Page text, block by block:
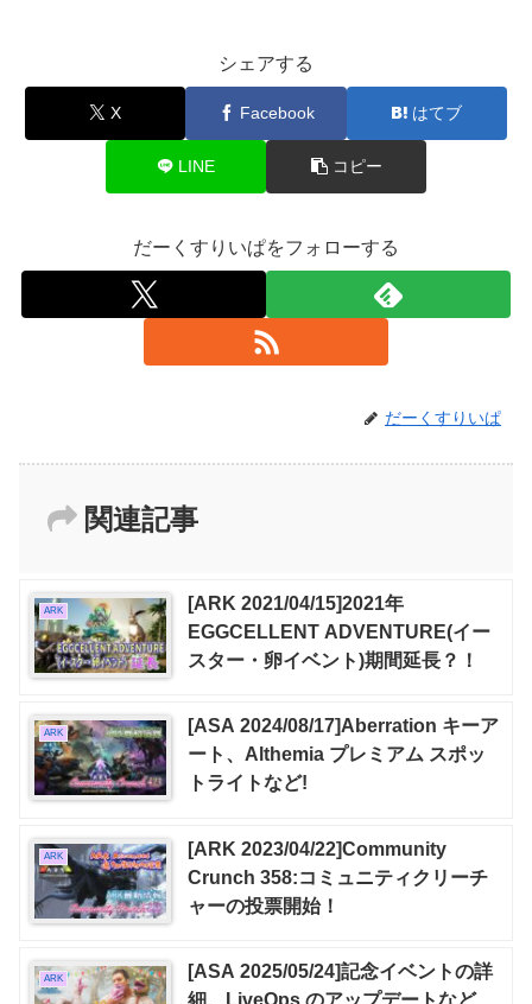
シェアする
X Facebook はてブ
LINE コピー
だーくすりいぱをフォローする
だーくすりいぱ
関連記事
ARK
[ARK 2021/04/15]2021年
EGGCELLENT ADVENTURE(イー
スター・卵イベント)期間延長？！
ARK
[ASA 2024/08/17]Aberration キーア
ート、Althemia プレミアム スポッ
トライトなど!
ARK
[ARK 2023/04/22]Community
Crunch 358:コミュニティクリーチ
ャーの投票開始！
ARK
[ASA 2025/05/24]記念イベントの詳